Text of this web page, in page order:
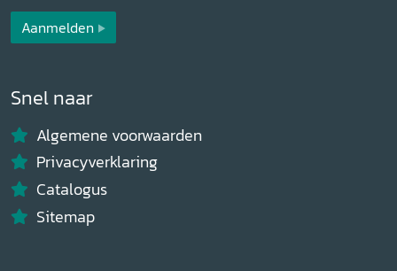
Aanmelden
Snel naar
Algemene voorwaarden
Privacyverklaring
Catalogus
Sitemap